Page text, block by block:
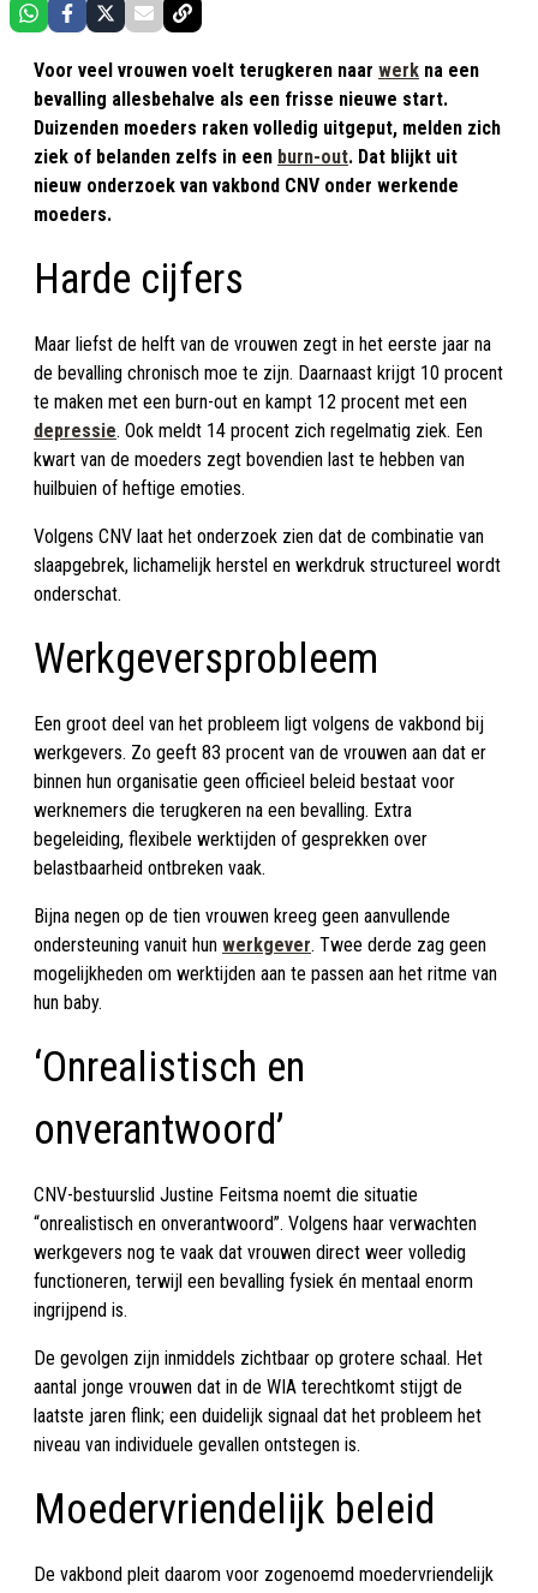
Voor veel vrouwen voelt terugkeren naar werk na een
bevalling allesbehalve als een frisse nieuwe start.
Duizenden moeders raken volledig uitgeput, melden zich
ziek of belanden zelfs in een burn-out. Dat blijkt uit
nieuw onderzoek van vakbond CNV onder werkende
moeders.
Harde cijfers
Maar liefst de helft van de vrouwen zegt in het eerste jaar na
de bevalling chronisch moe te zijn. Daarnaast krijgt 10 procent
te maken met een burn-out en kampt 12 procent met een
depressie. Ook meldt 14 procent zich regelmatig ziek. Een
kwart van de moeders zegt bovendien last te hebben van
huilbuien of heftige emoties.
Volgens CNV laat het onderzoek zien dat de combinatie van
slaapgebrek, lichamelijk herstel en werkdruk structureel wordt
onderschat.
Werkgeversprobleem
Een groot deel van het probleem ligt volgens de vakbond bij
werkgevers. Zo geeft 83 procent van de vrouwen aan dat er
binnen hun organisatie geen officieel beleid bestaat voor
werknemers die terugkeren na een bevalling. Extra
begeleiding, flexibele werktijden of gesprekken over
belastbaarheid ontbreken vaak.
Bijna negen op de tien vrouwen kreeg geen aanvullende
ondersteuning vanuit hun werkgever. Twee derde zag geen
mogelijkheden om werktijden aan te passen aan het ritme van
hun baby.
‘Onrealistisch en
onverantwoord’
CNV-bestuurslid Justine Feitsma noemt die situatie
“onrealistisch en onverantwoord”. Volgens haar verwachten
werkgevers nog te vaak dat vrouwen direct weer volledig
functioneren, terwijl een bevalling fysiek én mentaal enorm
ingrijpend is.
De gevolgen zijn inmiddels zichtbaar op grotere schaal. Het
aantal jonge vrouwen dat in de WIA terechtkomt stijgt de
laatste jaren flink; een duidelijk signaal dat het probleem het
niveau van individuele gevallen ontstegen is.
Moedervriendelijk beleid
De vakbond pleit daarom voor zogenoemd moedervriendelijk